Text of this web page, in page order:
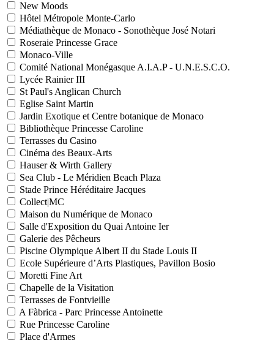
New Moods
Hôtel Métropole Monte-Carlo
Médiathèque de Monaco - Sonothèque José Notari
Roseraie Princesse Grace
Monaco-Ville
Comité National Monégasque A.I.A.P - U.N.E.S.C.O.
Lycée Rainier III
St Paul's Anglican Church
Eglise Saint Martin
Jardin Exotique et Centre botanique de Monaco
Bibliothèque Princesse Caroline
Terrasses du Casino
Cinéma des Beaux-Arts
Hauser & Wirth Gallery
Sea Club - Le Méridien Beach Plaza
Stade Prince Héréditaire Jacques
Collect|MC
Maison du Numérique de Monaco
Salle d'Exposition du Quai Antoine Ier
Galerie des Pêcheurs
Piscine Olympique Albert II du Stade Louis II
Ecole Supérieure d’Arts Plastiques, Pavillon Bosio
Moretti Fine Art
Chapelle de la Visitation
Terrasses de Fontvieille
A Fàbrica - Parc Princesse Antoinette
Rue Princesse Caroline
Place d'Armes